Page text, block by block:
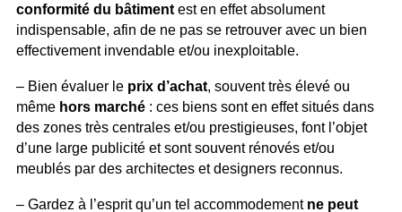
conformité du bâtiment est en effet absolument
indispensable, afin de ne pas se retrouver avec un bien
effectivement invendable et/ou inexploitable.
– Bien évaluer le prix d’achat, souvent très élevé ou
même hors marché : ces biens sont en effet situés dans
des zones très centrales et/ou prestigieuses, font l’objet
d’une large publicité et sont souvent rénovés et/ou
meublés par des architectes et designers reconnus.
– Gardez à l’esprit qu’un tel accommodementne peut